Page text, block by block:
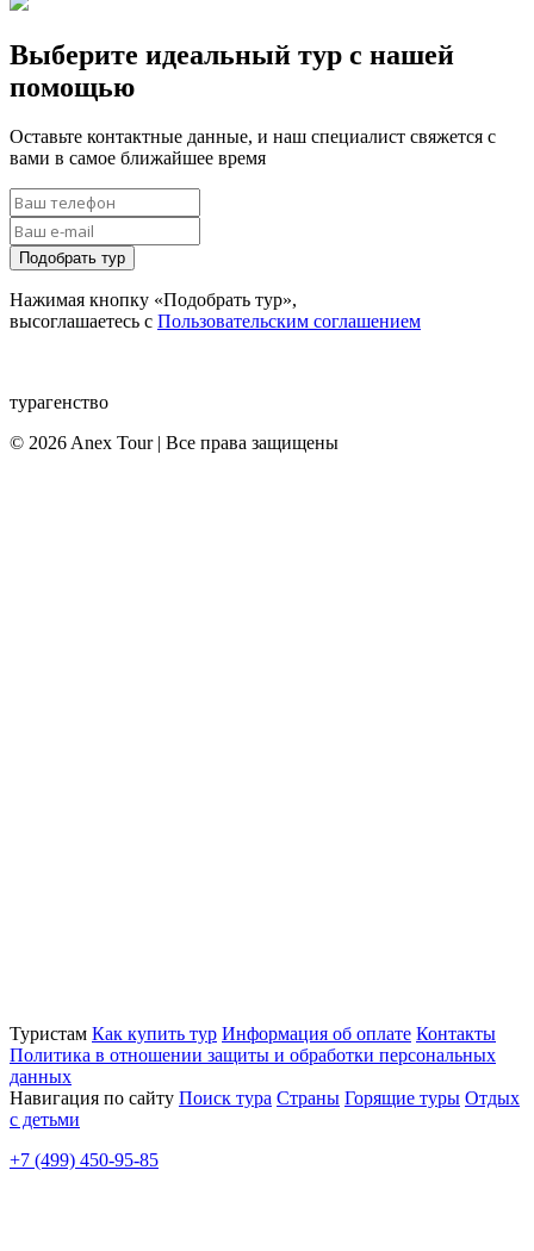
Выберите идеальный тур с нашей
помощью
Оставьте контактные данные, и наш специалист свяжется с
вами в самое ближайшее время
Подобрать тур
Нажимая кнопку «Подобрать тур»,
высоглашаетесь с Пользовательским соглашением
турагенство
© 2026 Anex Tour | Все права защищены
Туристам Как купить тур Информация об оплате Контакты
Политика в отношении защиты и обработки персональных
данных
Навигация по сайту Поиск тура Страны Горящие туры Отдых
с детьми
+7 (499) 450-95-85